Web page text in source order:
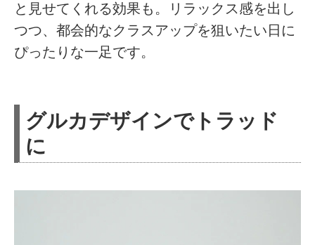
と見せてくれる効果も。リラックス感を出し
つつ、都会的なクラスアップを狙いたい日に
ぴったりな一足です。
グルカデザインでトラッド
に